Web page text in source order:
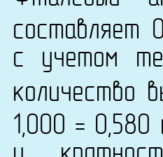
составляет
с учетом
количество
1,000 =